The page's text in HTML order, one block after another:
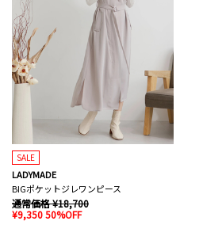
SALE
LADYMADE
BIGポケットジレワンピース
通常価格 ¥18,700
¥9,350 50%OFF